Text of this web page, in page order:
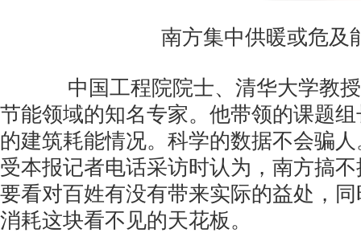
南方集中供暖或危及
中国工程院院士、清华大学教授
节能领域的知名专家。他带领的课题
的建筑耗能情况。科学的数据不会骗
受本报记者电话采访时认为，南方搞
要看对百姓有没有带来实际的益处，
消耗这块看不见的天花板。